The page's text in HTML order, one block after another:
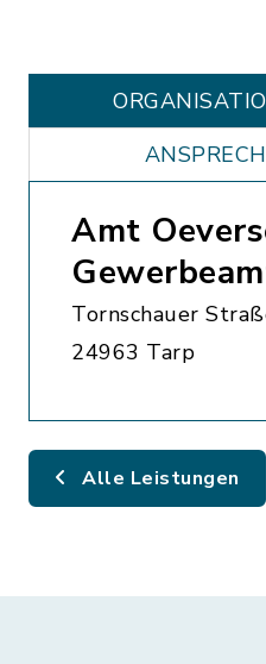
Amt
Tornschauer
24963 Tarp
Alle Leistungen